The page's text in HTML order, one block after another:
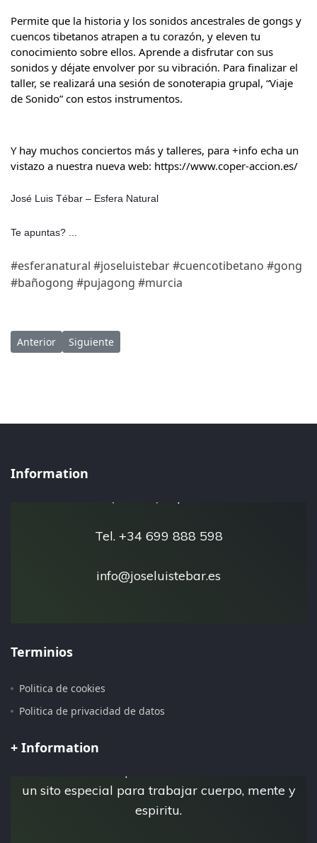
Permite que la historia y los sonidos ancestrales de gongs y
cuencos tibetanos atrapen a tu corazón, y eleven tu
conocimiento sobre ellos. Aprende a disfrutar con sus
sonidos y déjate envolver por su vibración. Para finalizar el
taller, se realizará una sesión de sonoterapia grupal, “Viaje
de Sonido” con estos instrumentos.
Y hay muchos conciertos más y talleres, para +info echa un
vistazo a nuestra nueva web: https://www.coper-accion.es/
José Luis Tébar – Esfera Natural
Te apuntas? ...
#esferanatural #joseluistebar#cuencotibetano #gong
#bañogong #pujagong #murcia
Artículo anterior: 18/09/22 Festival Pinatar OM en San Pedro
Anterior Artículo siguiente: 29/02/20 Sábado a las 18:30 -
Siguiente
Information
Tel. +34 699 888 598
info@joseluistebar.es
Terminios
Politica de cookies
Politica de privacidad de datos
+ Information
Pagina iniciada 15 de Julio del 2.019
Esta es la pagina personal de Jose Luis Tebar,
un sito especial para trabajar cuerpo, mente y
espiritu.